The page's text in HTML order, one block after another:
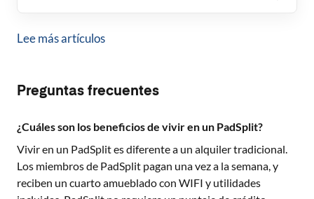
Lee más artículos
Preguntas frecuentes
¿Cuáles son los beneficios de vivir en un PadSplit?
Vivir en un PadSplit es diferente a un alquiler tradicional.
Los miembros de PadSplit pagan una vez a la semana, y
reciben un cuarto amueblado con WIFI y utilidades